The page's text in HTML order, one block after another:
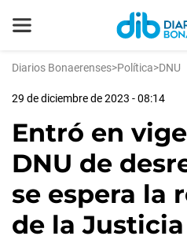
Diarios Bonaerenses>Política>DNU
29 de diciembre de 2023 - 08:14
Entró en
DNU de
se espera la
de la Justicia